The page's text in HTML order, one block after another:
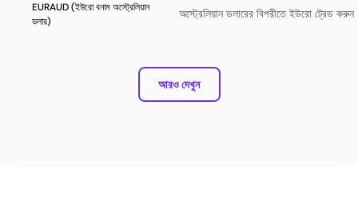
EURAUD (ইউরো বনাম অস্ট্রেলিয়ান
ডলার)
অস্ট্রেলিয়ান ডলারের বিপরীতে ইউরো ট্রেড
আরও দেখুন